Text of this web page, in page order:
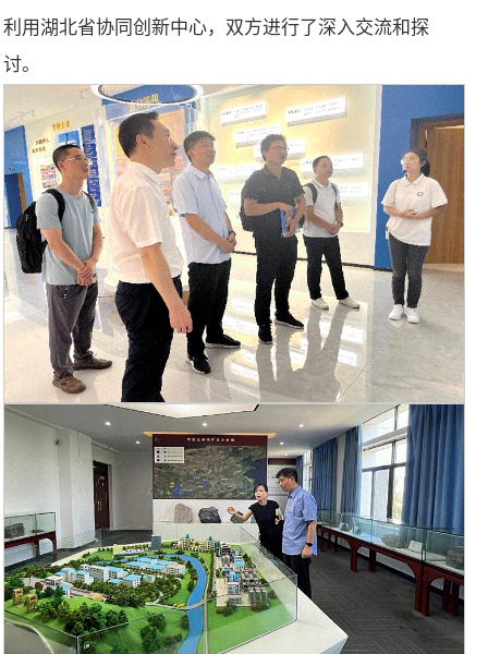
利用湖北省协同创新中心，双方进行了深入交流和探
讨。